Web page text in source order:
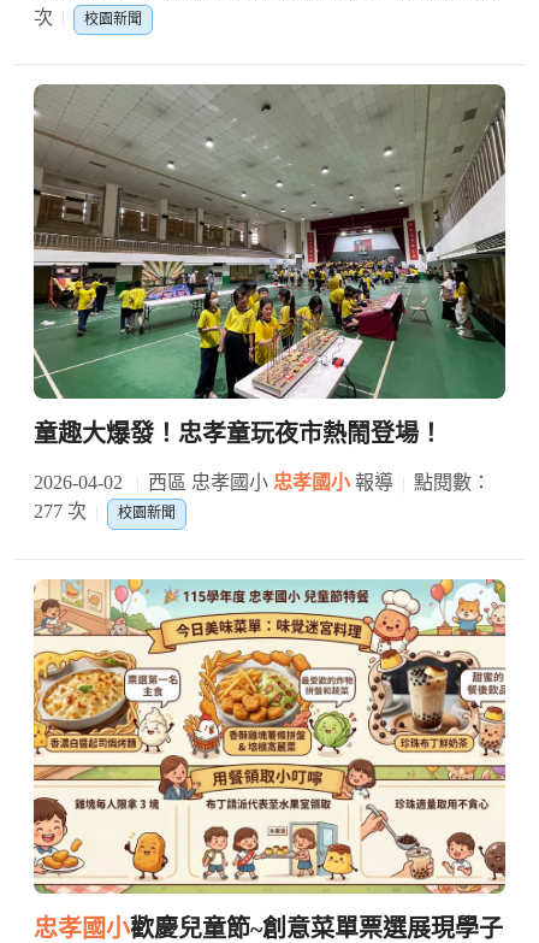
次
校園新聞
童趣大爆發！忠孝童玩夜市熱鬧登場！
2026-04-02 西區 忠孝國小 忠孝國小報導
點閱數：
277 次
校園新聞
忠孝國小歡慶兒童節~創意菜單票選展現學子